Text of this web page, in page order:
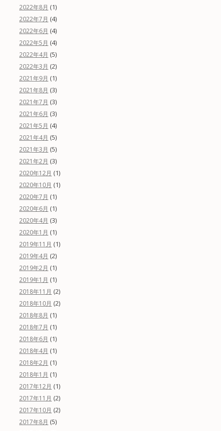
2022年8月 (1)
2022年7月 (4)
2022年6月 (4)
2022年5月 (4)
2022年4月 (5)
2022年3月 (2)
2021年9月 (1)
2021年8月 (3)
2021年7月 (3)
2021年6月 (3)
2021年5月 (4)
2021年4月 (5)
2021年3月 (5)
2021年2月 (3)
2020年12月 (1)
2020年10月 (1)
2020年7月 (1)
2020年6月 (1)
2020年4月 (3)
2020年1月 (1)
2019年11月 (1)
2019年4月 (2)
2019年2月 (1)
2019年1月 (1)
2018年11月 (2)
2018年10月 (2)
2018年8月 (1)
2018年7月 (1)
2018年6月 (1)
2018年4月 (1)
2018年2月 (1)
2018年1月 (1)
2017年12月 (1)
2017年11月 (2)
2017年10月 (2)
2017年8月 (5)